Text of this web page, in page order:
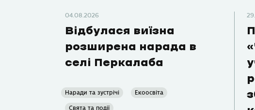
04.08.2026
Відбулася виїзна
розширена нарада в
селі Перкалаба
Наради та зустрічі Екоосвіта
Свята та події